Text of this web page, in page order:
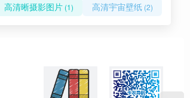
高清晰摄影图片(1) 高清宇宙壁纸(2)